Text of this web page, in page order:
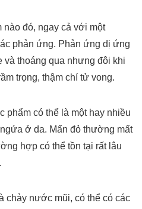
nào đó, ngay cả với một
phản ứng. Phản ứng dị ứng
và thoáng qua nhưng đôi khi
trọng, thậm chí tử vong.
phẩm có thể là một hay nhiều
ở da. Mẩn đỏ thường mất
hợp có thể tồn tại rất lâu
chảy nước mũi, có thể có các